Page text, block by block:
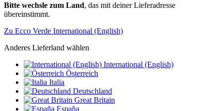
Bitte wechsle zum Land, das mit deiner Lieferadresse
übereinstimmt.
Zu Ecco Verde International (English)
Anderes Lieferland wählen
International (English)
Österreich
Italia
Deutschland
Great Britain
España